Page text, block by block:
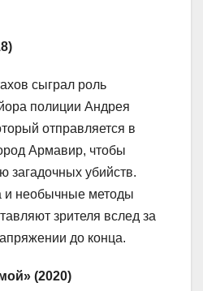
сыграл роль
полиции Андрея
отправляется в
Армавир, чтобы
загадочных убийств.
и необычные методы
зрителя вслед за
до конца.
(2020)